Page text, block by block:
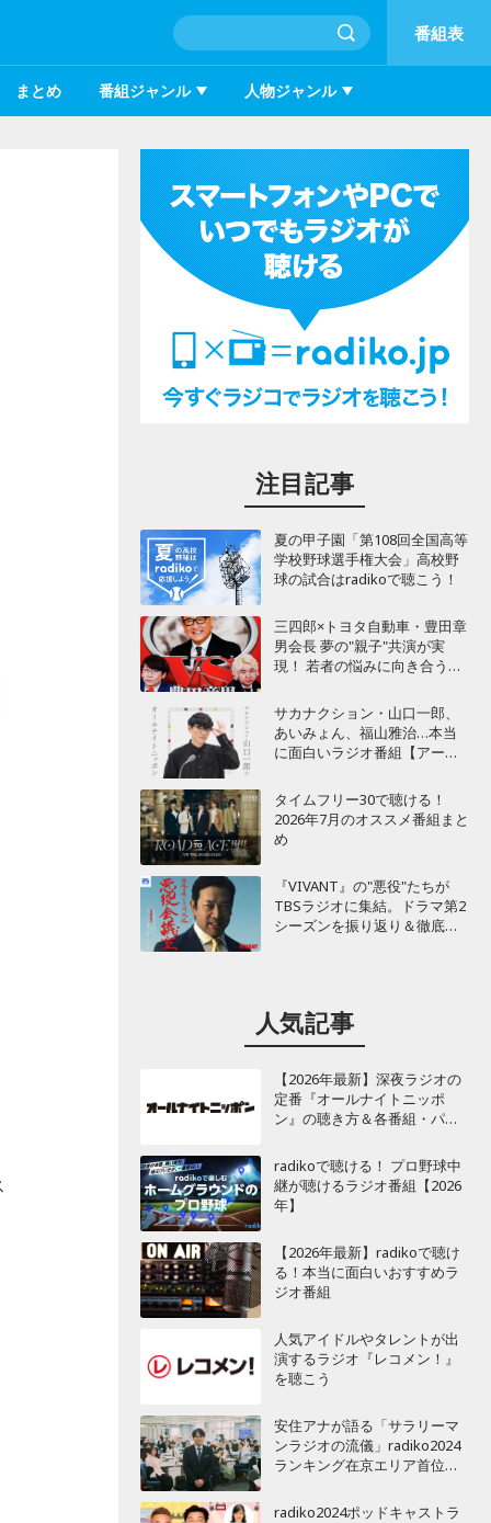
番組表
まとめ 番組ジャンル 人物ジャンル
注目記事
夏の甲子園「第108回全国高等
学校野球選手権大会」高校野
球の試合はradikoで聴こう！
三四郎×トヨタ自動車・豊田章
男会長 夢の"親子"共演が実
現！ 若者の悩みに向き合うポ
サカナクション・山口一郎、
あいみょん、福山雅治…本当
に面白いラジオ番組【アーテ
タイムフリー30で聴ける！
2026年7月のオススメ番組まと
め
『VIVANT』の"悪役"たちが
TBSラジオに集結。ドラマ第2
シーズンを振り返り＆徹底考
人気記事
【2026年最新】深夜ラジオの
定番『オールナイトニッポ
ン』の聴き方＆各番組・パー
radikoで聴ける！ プロ野球中
継が聴けるラジオ番組【2026
年】
【2026年最新】radikoで聴け
る！本当に面白いおすすめラ
ジオ番組
人気アイドルやタレントが出
演するラジオ『レコメン！』
を聴こう
安住アナが語る「サラリーマ
ンラジオの流儀」radiko2024
ランキング在京エリア首位
曜天国』インタビュー
radiko2024ポッドキャストラ